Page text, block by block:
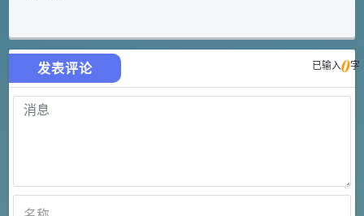
发表评论 已输入0字